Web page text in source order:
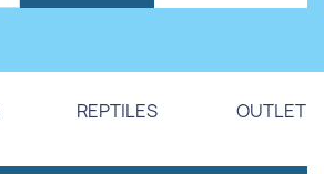
REPTILES OUTLET